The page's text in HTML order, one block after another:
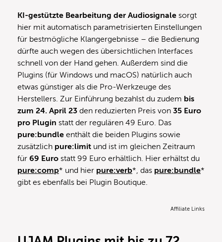
KI-gestützte Bearbeitung der Audiosignale sorgt
hier mit automatisch parametrisierten Einstellungen
für bestmögliche Klangergebnisse – die Bedienung
dürfte auch wegen des übersichtlichen Interfaces
schnell von der Hand gehen. Außerdem sind die
Plugins (für Windows und macOS) natürlich auch
etwas günstiger als die Pro-Werkzeuge des
Herstellers. Zur Einführung bezahlst du zudem bis
zum 24. April 23 den reduzierten Preis von 35 Euro
pro Plugin statt der regulären 49 Euro. Das
pure:bundle enthält die beiden Plugins sowie
zusätzlich pure:limit und ist im gleichen Zeitraum
für 69 Euro statt 99 Euro erhältlich. Hier erhältst du
pure:comp* und hier pure:verb*, das pure:bundle*
gibt es ebenfalls bei Plugin Boutique.
Affiliate Links